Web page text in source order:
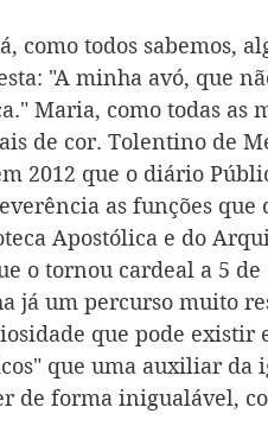
como todos sabemos,
"A minha avó, que
Maria, como todas as
de cor. Tolentino de
2012 que o diário
as funções que
Apostólica e do
o tornou cardeal a 5
já um percurso muito
que pode existir
que uma auxiliar da
de forma inigualável,